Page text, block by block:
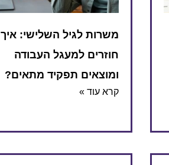
משרות לגיל השלישי: איך
חוזרים למעגל העבודה
ומוצאים תפקיד מתאים?
קרא עוד »